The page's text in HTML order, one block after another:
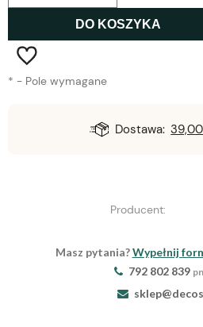
DO KOSZYKA
* - Pole wymagane
Dostawa: 39,00
Producent:
Masz pytania?Wypełnij
792 802 839